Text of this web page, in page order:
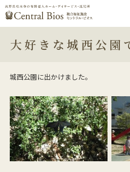
大好きな城西公園
城西公園に出かけました。